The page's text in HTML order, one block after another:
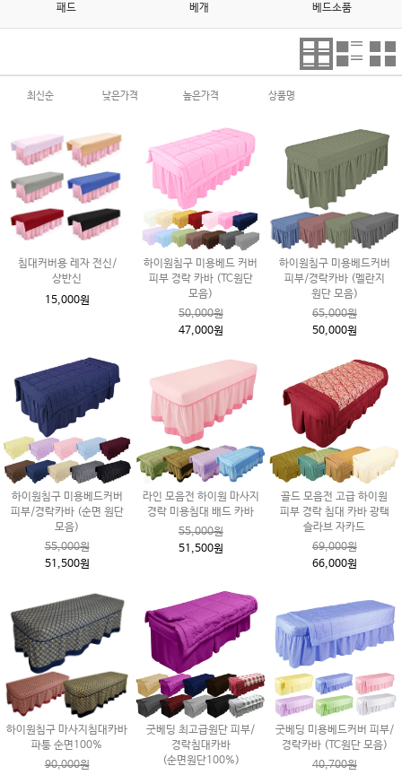
패드 베개 베드소품
최신순 낮은가격 높은가격 상품명
침대커버용 레자 전신/
상반신
15,000원
하이원침구 미용베드 커버
피부 경락 카바 (TC원단
모음)
50,000원
47,000원
하이원침구 미용베드커버
피부/경락카바 (멜란지
원단 모음)
65,000원
50,000원
하이원침구 미용베드커버
피부/경락카바 (순면 원단
모음)
55,000원
51,500원
라인 모음전 하이원 마사지
경락 미용침대 배드 카바
55,000원
51,500원
골드 모음전 고급 하이원
피부 경락 침대 카바 광택
슬라브 자카드
69,000원
66,000원
하이원침구 마사지침대카바
파퉁 순면100%
90,000원
굿베딩 최고급원단 피부/
경락침대카바
(순면원단100%)
굿베딩 미용베드커버 피부/
경락카바 (TC원단 모음)
40,700원